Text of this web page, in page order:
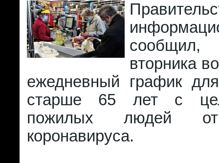
вторника
ежедневный график
старше 65 лет с
пожилых людей
коронавируса.